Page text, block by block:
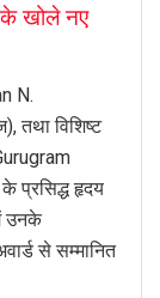
के खोले नए
N.
विशिष्ट
प्रसिद्ध हृदय
उनके
से सम्मानित